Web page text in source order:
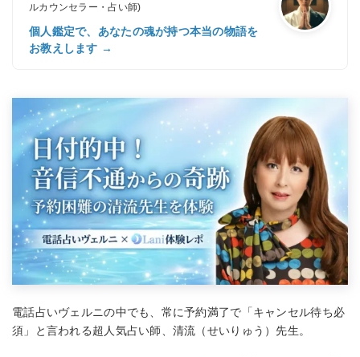
ルカウンセラー・占い師)
個人鑑定で、あなたの魂が持つ本当の物語を
お教えします →
電話占いヴェルニの中でも、常に予約満了で「キャンセル待ち必
須」と言われる超人気占い師、清流（せいりゅう）先生。